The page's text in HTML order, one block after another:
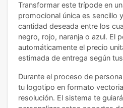
Transformar este trípode en
promocional única es sencillo
cantidad deseada entre los
negro, rojo, naranja o azul. El
automáticamente el precio
estimada de entrega según
Durante el proceso de
tu logotipo en formato
resolución. El sistema te